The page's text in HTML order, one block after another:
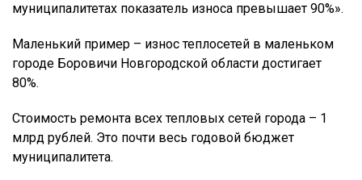
муниципалитетах показатель износа превышает 90%».
Маленький пример – износ теплосетей в маленьком
городе Боровичи Новгородской области достигает
80%.
Стоимость ремонта всех тепловых сетей города – 1
млрд рублей. Это почти весь годовой бюджет
муниципалитета.